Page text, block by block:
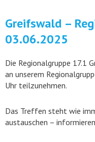
Greifswald –
03.06.2025
Die Regionalgruppe 17.1
an unserem
Uhr teilzunehmen.
Das Treffen steht wie
austauschen –